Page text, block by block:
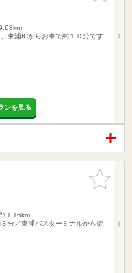
東浦ICからお車で約１０分です
ンを見る
お気に入
りに追加
11.16km
分／東浦バスターミナルから徒